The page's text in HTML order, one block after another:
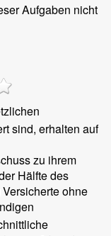
Aufgaben nicht
sind, erhalten auf
zu ihrem
Hälfte des
ohne